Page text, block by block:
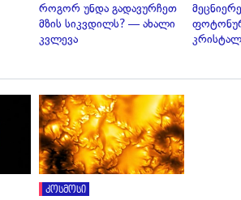
როგორ უნდა გადავურჩეთ
მზის სიკვდილს? — ახალი
კვლევა
კოსმოსი